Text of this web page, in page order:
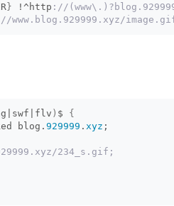
} !^http ://
//www.blog.929999.xyz/
) $ {
blog.929999 . xyz ;
234_s.gif;